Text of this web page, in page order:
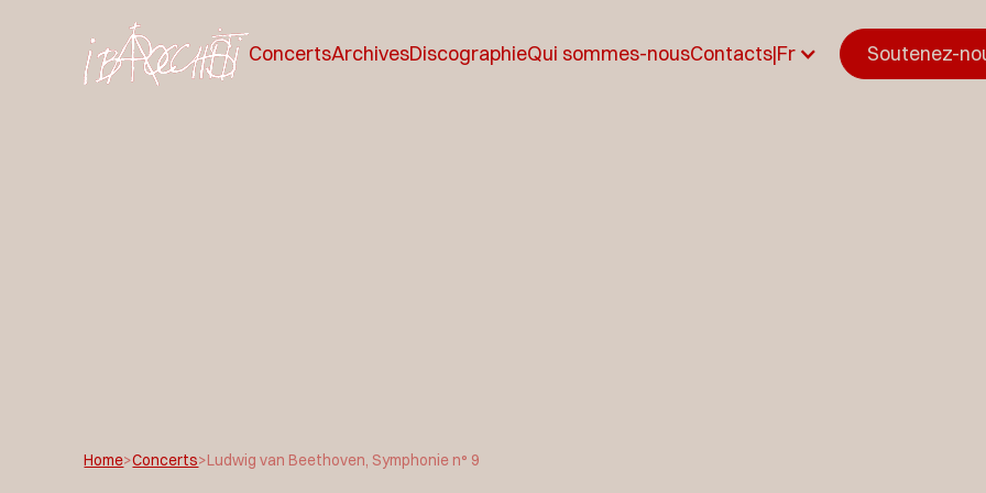
ConcertsArchivesDiscographieQui sommes-nousContacts|Fr Soutenez-
Home>Concerts>Ludwig van Beethoven, Symphonie n° 9